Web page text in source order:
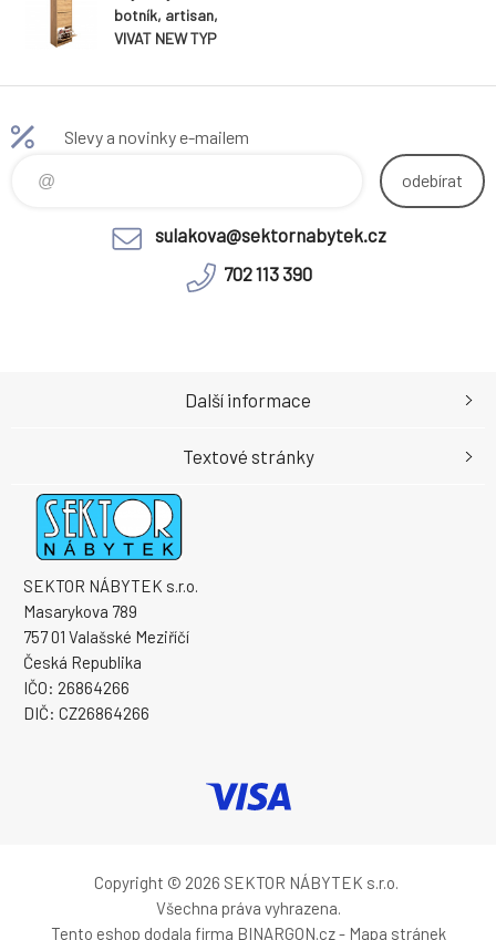
botník, artisan,
VIVAT NEW TYP
Slevy a novinky e-mailem
odebírat
sulakova@sektornabytek.cz
702 113 390
SEKTOR NÁBYTEK s.r.o.
Masarykova 789
757 01 Valašské Meziříčí
Česká Republika
IČO: 26864266
DIČ: CZ26864266
Další informace
Textové stránky
Copyright © 2026 SEKTOR NÁBYTEK s.r.o.
Všechna práva vyhrazena.
Tento eshop dodala firma BINARGON.cz- Mapa stránek